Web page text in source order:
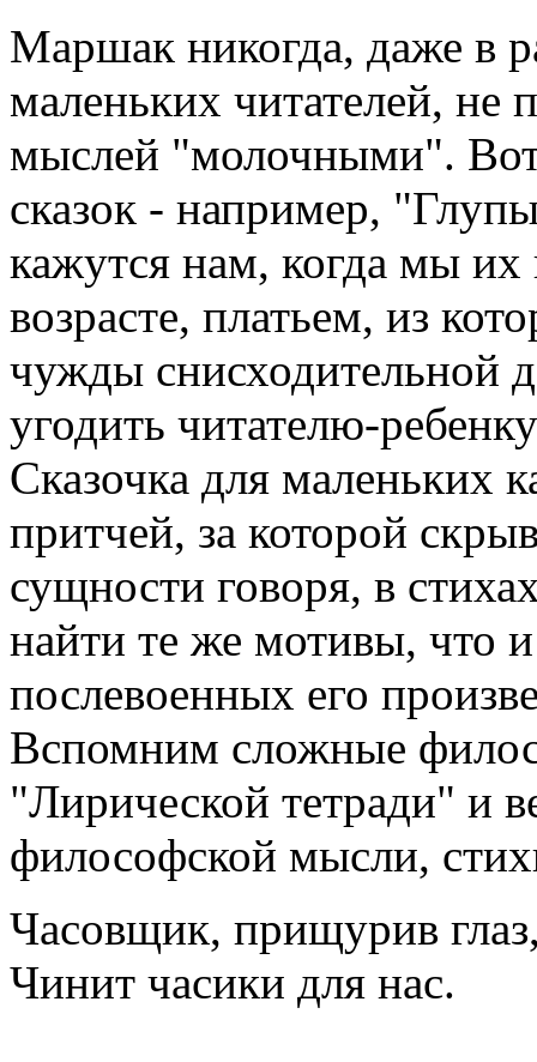
Маршак никогда, даже в
маленьких читателей, не
мыслей "молочными".
сказок - например,
кажутся нам, когда мы их
возрасте, платьем, из
чужды снисходительной
угодить читателю-
Сказочка для маленьких
притчей, за которой
сущности говоря, в
найти те же мотивы, что
послевоенных его
Вспомним сложные
"Лирической тетради" и
философской мысли,
Часовщик, прищурив
Чинит часики для нас.